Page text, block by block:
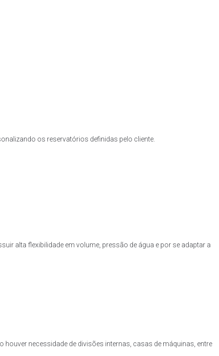
os reservatórios definidas pelo cliente.
alta flexibilidade em volume, pressão de água e por se adaptar a
necessidade de divisões internas, casas de máquinas, entre